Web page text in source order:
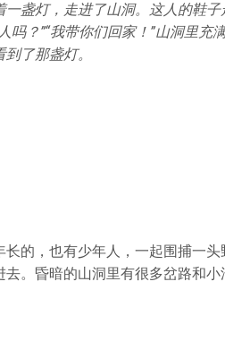
盏灯，走进了山洞。这人的鞋
吗？”“我带你们回家！”山洞里充
了那盏灯。
的，也有少年人，一起围捕一
。昏暗的山洞里有很多岔路和